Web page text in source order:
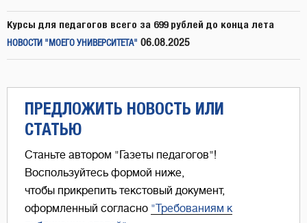
Курсы для педагогов всего за 699 рублей до конца лета
НОВОСТИ "МОЕГО УНИВЕРСИТЕТА" 06.08.2025
ПРЕДЛОЖИТЬ НОВОСТЬ ИЛИ
СТАТЬЮ
Станьте автором "Газеты педагогов"!
Воспользуйтесь формой ниже,
чтобы прикрепить текстовый документ,
оформленный согласно "Требованиям к